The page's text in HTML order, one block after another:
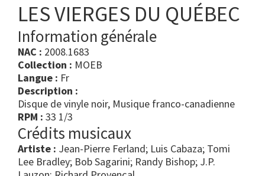
LES VIERGES DU QUÉBEC
Information générale
NAC : 2008.1683
Collection : MOEB
Langue : Fr
Description :
Disque de vinyle noir, Musique franco-canadienne
RPM : 33 1/3
Crédits musicaux
Artiste : Jean-Pierre Ferland; Luis Cabaza; Tomi
Lee Bradley; Bob Sagarini; Randy Bishop; J.P.